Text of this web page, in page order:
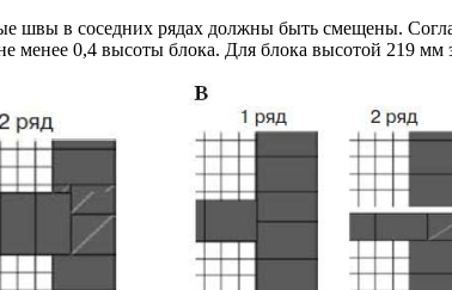
швы в соседних рядах должны быть смещены.
менее 0,4 высоты блока. Для блока высотой 219